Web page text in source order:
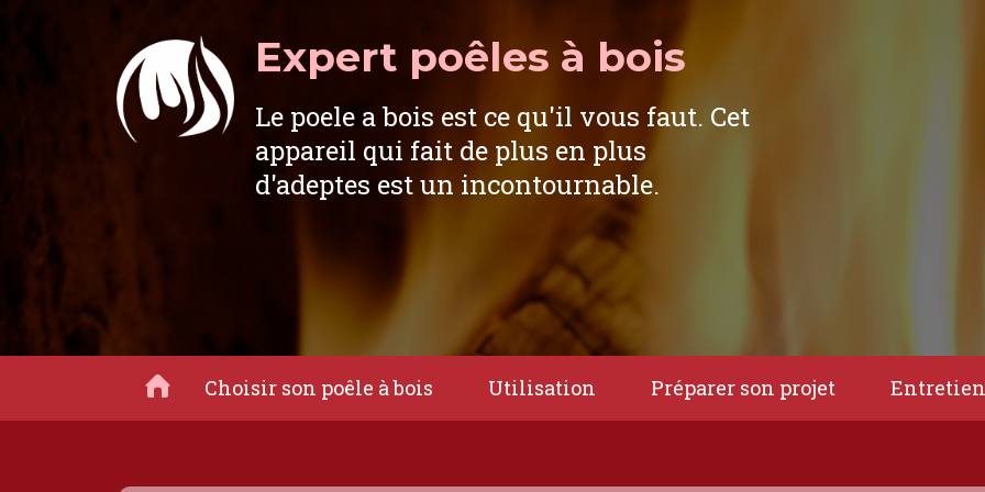
Choisir son poêle à bois Utilisation Préparer son projet Entretien
Expert poêles à bois
Le poele a bois est ce qu'il vous faut. Cet
appareil qui fait de plus en plus
d'adeptes est un incontournable.